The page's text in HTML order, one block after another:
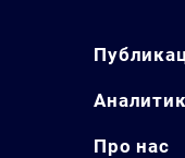
Про нас